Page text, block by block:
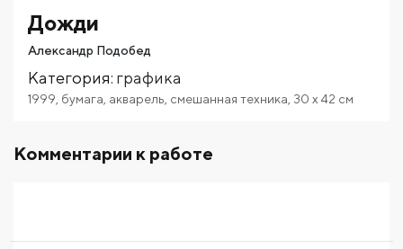
Дожди
Александр Подобед
Категория: графика
1999 бумага акварель смешанная техника 30 x 42 см
Комментарии к работе